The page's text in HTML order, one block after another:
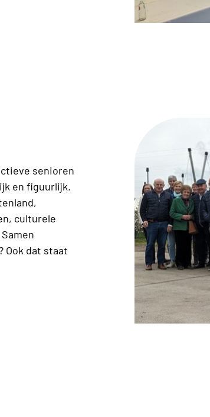
senioren
en figuurlijk.
culturele
Ook dat staat